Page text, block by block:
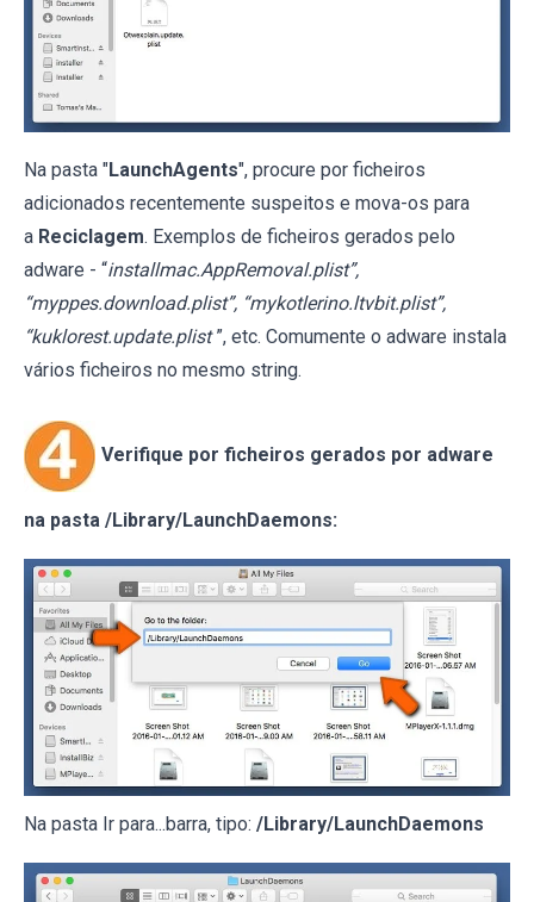
Na pasta "LaunchAgents", procure por ficheiros
adicionados recentemente suspeitos e mova-os para
a Reciclagem. Exemplos de ficheiros gerados pelo
adware - “installmac.AppRemoval.plist”,
“myppes.download.plist”, “mykotlerino.ltvbit.plist”,
“kuklorest.update.plist ”, etc. Comumente o adware instala
vários ficheiros no mesmo string.
Verifique por ficheiros gerados por adware
na pasta /Library/LaunchDaemons:
Na pasta Ir para...barra, tipo: /Library/LaunchDaemons